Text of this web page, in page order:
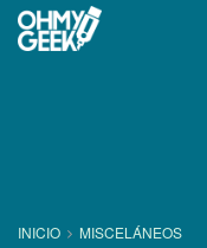
INICIO MISCELÁNEOS